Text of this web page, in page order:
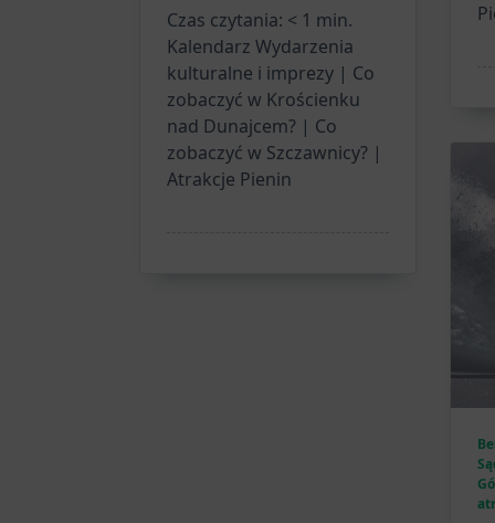
Czas czytania: < 1 min.
Kalendarz Wydarzenia
kulturalne i imprezy | Co
zobaczyć w Krościenku
nad Dunajcem? | Co
zobaczyć w Szczawnicy? |
Atrakcje Pienin